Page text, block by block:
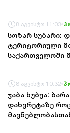
8 აგვისტო 11:03
სოზარ სუბარი:
ტერიტორიული
საქართველოში
8 აგვისტო 10:32
ჯაბა ხუბუა:
დახვრეტაზე